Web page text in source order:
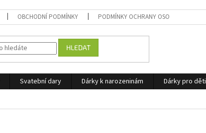
OBCHODNÍ PODMÍNKY PODMÍNKY OCHRANY OSOBNÍCH ÚDAJŮ
HLEDAT
Svatební dary Dárky k narozeninám Dárky pro děti